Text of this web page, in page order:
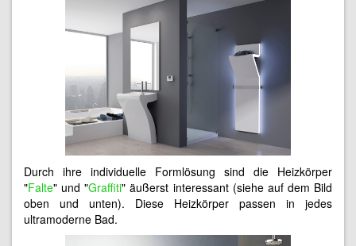
Durch ihre individuelle Formlösung sind die Heizkörper
"Falte" und "Graffiti" äußerst interessant (siehe auf dem Bild
oben und unten). Diese Heizkörper passen in jedes
ultramoderne Bad.